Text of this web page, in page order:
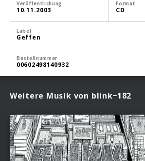
Veröffentlichung
10.11.2003
Format
CD
Label
Geffen
Bestellnummer
00602498140932
Weitere Musik von blink−182